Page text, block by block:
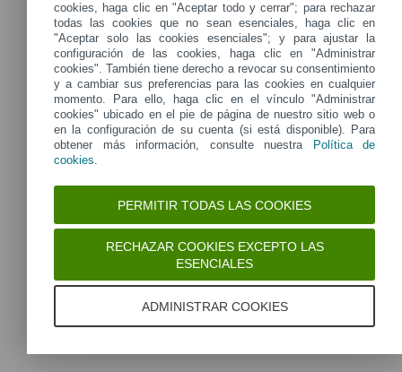
¿No dispones de clave y tienes un código de soporte?
cookies, haga clic en "Aceptar todo y cerrar"; para rechazar
todas las cookies que no sean esenciales, haga clic en
"Aceptar solo las cookies esenciales"; y para ajustar la
configuración de las cookies, haga clic en "Administrar
cookies". También tiene derecho a revocar su consentimiento
y a cambiar sus preferencias para las cookies en cualquier
momento. Para ello, haga clic en el vínculo "Administrar
cookies" ubicado en el pie de página de nuestro sitio web o
en la configuración de su cuenta (si está disponible). Para
obtener más información, consulte nuestra
Política de
cookies.
PERMITIR TODAS LAS COOKIES
RECHAZAR COOKIES EXCEPTO LAS
ESENCIALES
ADMINISTRAR COOKIES